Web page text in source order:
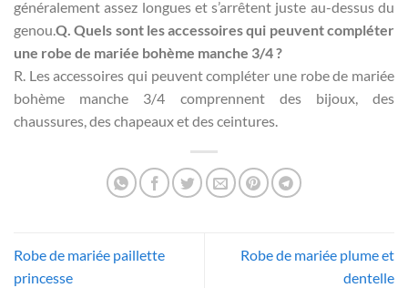
généralement assez longues et s’arrêtent juste au-dessus du
genou. Q. Quels sont les accessoires qui peuvent compléter
une robe de mariée bohème manche 3/4 ?
R. Les accessoires qui peuvent compléter une robe de mariée
bohème manche 3/4 comprennent des bijoux, des
chaussures, des chapeaux et des ceintures.
Robe de mariée paillette
princesse
Robe de mariée plume et
dentelle